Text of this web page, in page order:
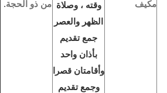
مكيف
وقته ، وصلاة
الظهر والعصر
جمع تقديم
بأذان واحد
وأقامتان قصرا
وجمع تقديم
من ذو الحجة.